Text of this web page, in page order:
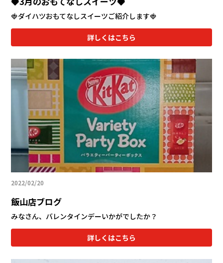
🍓ダイハツおもてなしスイーツご紹介します🍓
詳しくはこちら
2022/02/20
飯山店ブログ
みなさん、バレンタインデーいかがでしたか？
詳しくはこちら